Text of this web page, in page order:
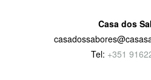
Casa dos
Tel: +351